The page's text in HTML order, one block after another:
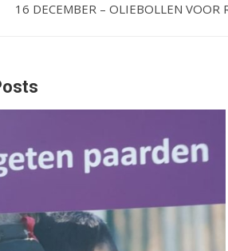
16 DECEMBER – OLIEBOLLEN VOOR